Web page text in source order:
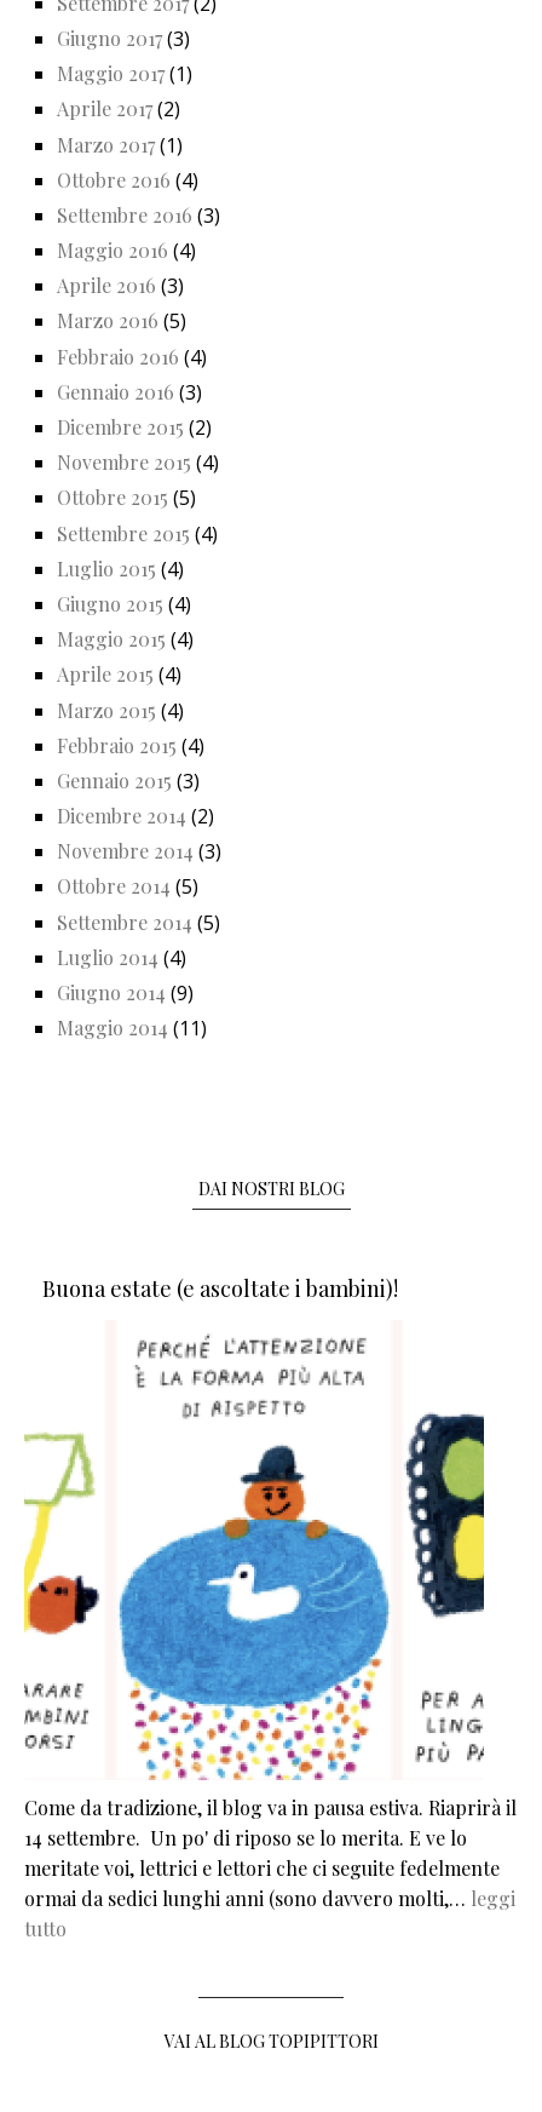
Giugno 2017(3)
Maggio 2017(1)
Aprile 2017(2)
Marzo 2017(1)
Ottobre 2016 (4)
Settembre 2016 (3)
Maggio 2016 (4)
Aprile 2016 (3)
Marzo 2016 (5)
Febbraio 2016 (4)
Gennaio 2016 (3)
Dicembre 2015 (2)
Novembre 2015 (4)
Ottobre 2015 (5)
Settembre 2015 (4)
Luglio 2015 (4)
Giugno 2015 (4)
Maggio 2015 (4)
Aprile 2015 (4)
Marzo 2015 (4)
Febbraio 2015 (4)
Gennaio 2015 (3)
Dicembre 2014 (2)
Novembre 2014 (3)
Ottobre 2014 (5)
Settembre 2014 (5)
Luglio 2014 (4)
Giugno 2014 (9)
Maggio 2014 (11)
DAI NOSTRI BLOG
Buona estate (e ascoltate i bambini)!
Come da tradizione, il blog va in pausa estiva. Riaprirà il
14 settembre. Un po' di riposo se lo merita. E ve lo
meritate voi, lettrici e lettori che ci seguite fedelmente
ormai da sedici lunghi anni (sono davvero molti,… leggi
tutto
VAI AL BLOG TOPIPITTORI